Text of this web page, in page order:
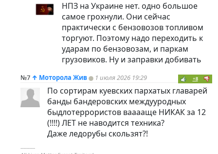
НПЗ на Украине нет. одно большое
самое грохнули. Они сейчас
практически с бензовозов топливом
торгуют. Поэтому надо переходить к
ударам по бензовозам, и паркам
грузовиков. Ну и заправки добивать
№7 ↑ Моторола Жив 1 июля 2026 19:29 +8
По сортирам куевских пархатых главарей
банды бандеровских междууродных
быдлотеррористов вааааще НИКАК за 12
(!!!!) ЛЕТ не наводится техника?
Даже ледорубы скользят?!
----------